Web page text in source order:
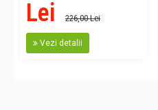
Lei
226,00 Lei
Vezi detalii